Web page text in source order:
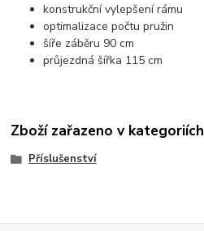
konstrukční vylepšení rámu
optimalizace počtu pružin
šíře záběru 90 cm
průjezdná šířka 115 cm
Zboží zařazeno v kategoriích
Příslušenství